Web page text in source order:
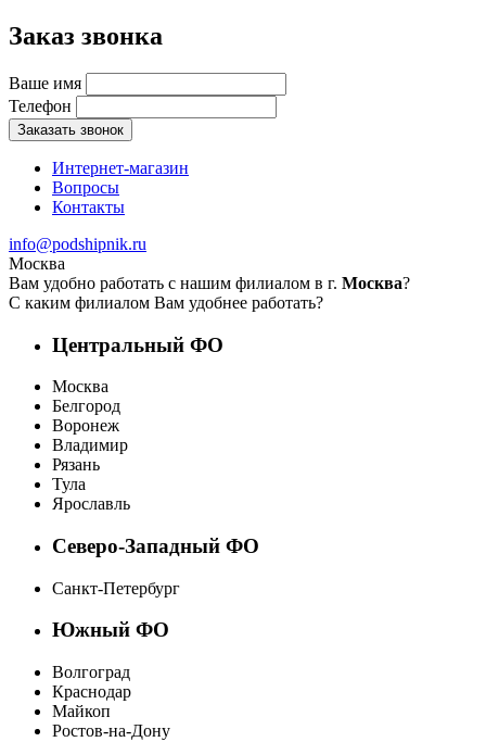
Заказ звонка
Ваше имя
Телефон
Заказать звонок
Интернет-магазин
Вопросы
Контакты
info@podshipnik.ru
Москва
Вам удобно работать с нашим филиалом в г. Москва?
С каким филиалом Вам удобнее работать?
Центральный ФО
Москва
Белгород
Воронеж
Владимир
Рязань
Тула
Ярославль
Северо-Западный ФО
Санкт-Петербург
Южный ФО
Волгоград
Краснодар
Майкоп
Ростов-на-Дону